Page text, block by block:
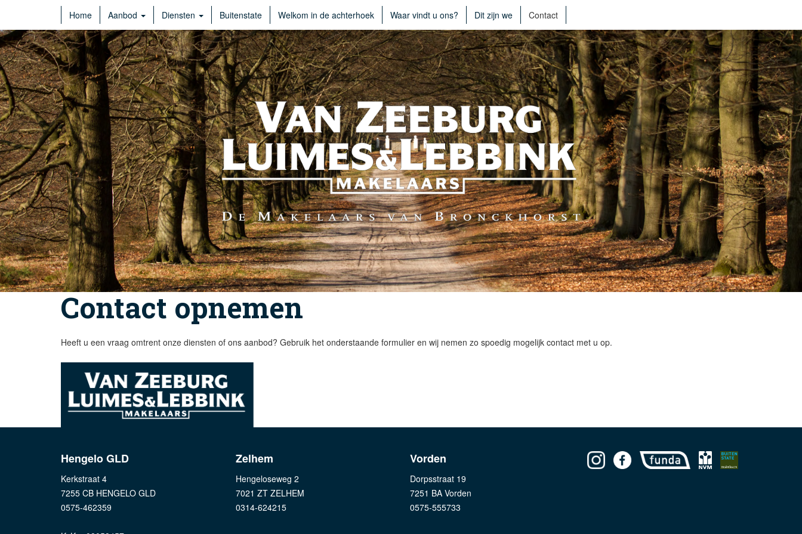
Home Aanbod Diensten Buitenstate Welkom in de achterhoek Waar vindt u ons? Dit zijn we Contact
Contact opnemen
Heeft u een vraag omtrent onze diensten of ons aanbod? Gebruik het onderstaande formulier en wij nemen zo spoedig mogelijk contact met u op.
Hengelo GLD
Kerkstraat 4
7255 CB HENGELO GLD
0575-462359
Zelhem
Hengeloseweg 2
7021 ZT ZELHEM
0314-624215
Vorden
Dorpsstraat 19
7251 BA Vorden
0575-555733